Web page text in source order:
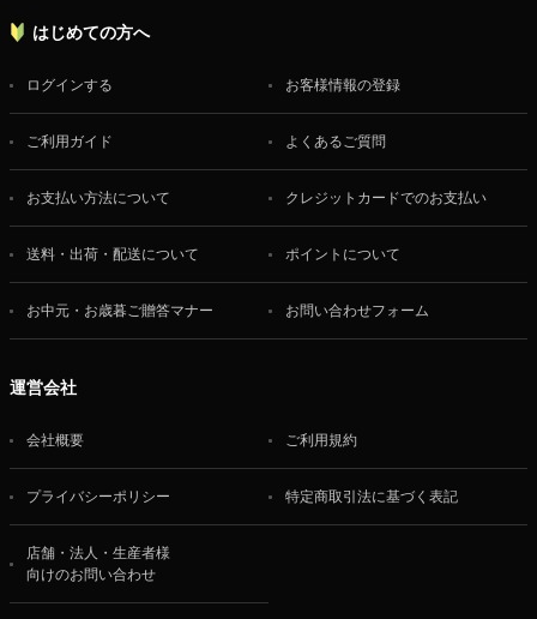
はじめての方へ
ログインする お客様情報の登録
ご利用ガイド よくあるご質問
お支払い方法について クレジットカードでのお支払い
送料・出荷・配送について ポイントについて
お中元・お歳暮ご贈答マナー お問い合わせフォーム
運営会社
会社概要 ご利用規約
プライバシーポリシー 特定商取引法に基づく表記
店舗・法人・生産者様
向けのお問い合わせ